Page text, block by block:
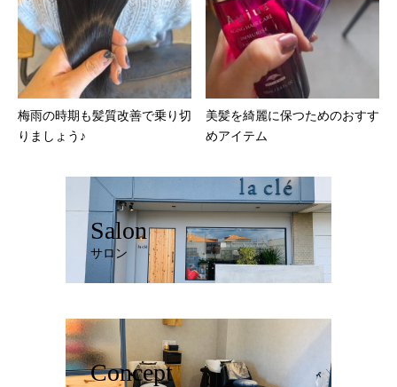
梅雨の時期も髪質改善で乗り切
りましょう♪
美髪を綺麗に保つためのおすす
めアイテム
Salon
サロン
Concept